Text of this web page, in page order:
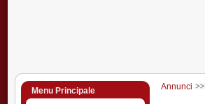
Menu Principale
Annunci